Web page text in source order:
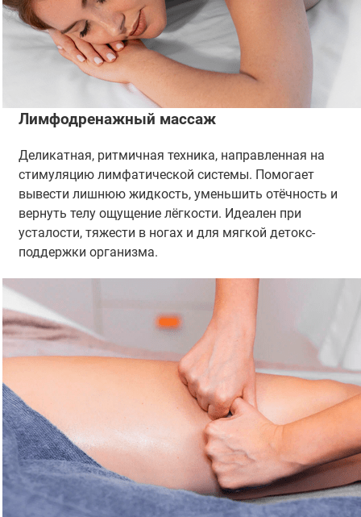
Лимфодренажный массаж
Деликатная, ритмичная техника, направленная на
стимуляцию лимфатической системы. Помогает
вывести лишнюю жидкость, уменьшить отёчность и
вернуть телу ощущение лёгкости. Идеален при
усталости, тяжести в ногах и для мягкой детокс-
поддержки организма.